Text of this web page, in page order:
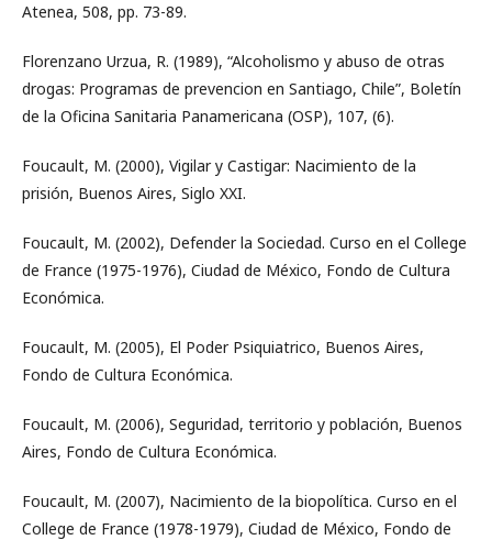
Atenea, 508, pp. 73-89.
Florenzano Urzua, R. (1989), “Alcoholismo y abuso de otras
drogas: Programas de prevencion en Santiago, Chile”, Boletín
de la Oficina Sanitaria Panamericana (OSP), 107, (6).
Foucault, M. (2000), Vigilar y Castigar: Nacimiento de la
prisión, Buenos Aires, Siglo XXI.
Foucault, M. (2002), Defender la Sociedad. Curso en el College
de France (1975-1976), Ciudad de México, Fondo de Cultura
Económica.
Foucault, M. (2005), El Poder Psiquiatrico, Buenos Aires,
Fondo de Cultura Económica.
Foucault, M. (2006), Seguridad, territorio y población, Buenos
Aires, Fondo de Cultura Económica.
Foucault, M. (2007), Nacimiento de la biopolítica. Curso en el
College de France (1978-1979), Ciudad de México, Fondo de